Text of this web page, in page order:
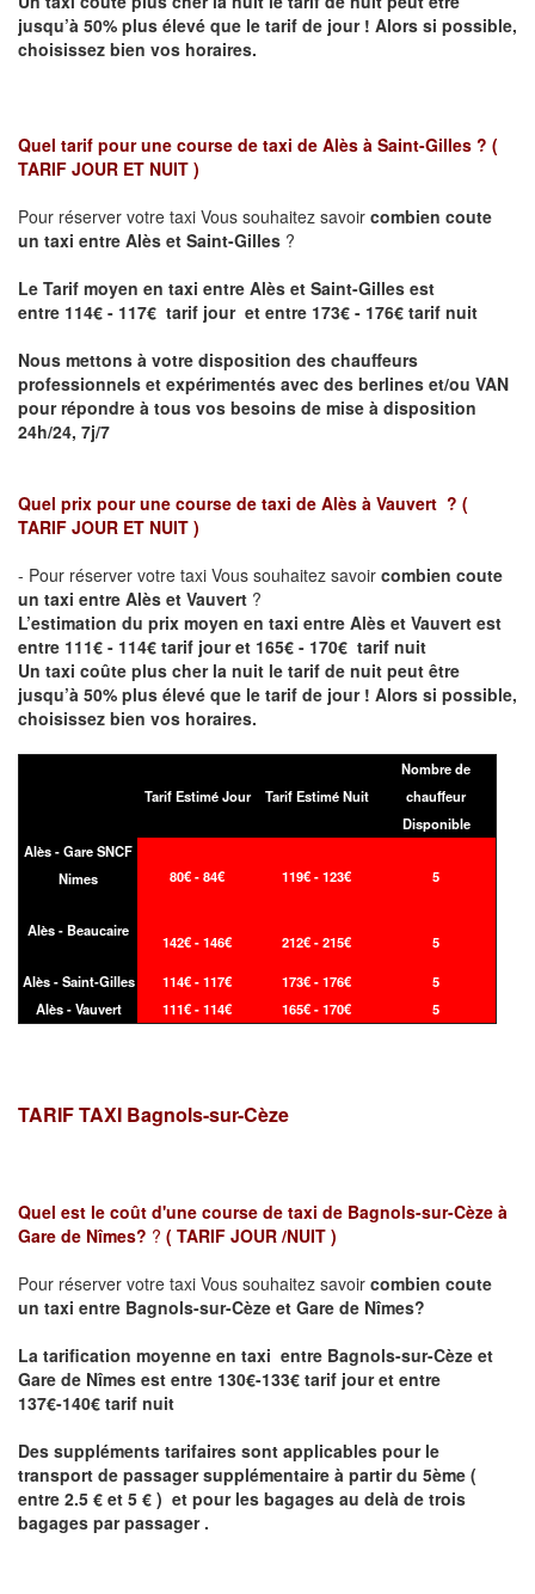
jusqu’à 50% plus élevé que le tarif de jour ! Alors si possible,
choisissez bien vos horaires.
Quel tarif pour une course de taxi de Alès à Saint-Gilles ? (
TARIF JOUR ET NUIT )
Pour réserver votre taxi Vous souhaitez savoir combien coute
un taxi entre Alès et Saint-Gilles ?
Le Tarif moyen en taxi entre Alès et Saint-Gilles est
entre 114€ - 117€ tarif jour et entre 173€ - 176€ tarif nuit
Nous mettons à votre disposition des chauffeurs
professionnels et expérimentés avec des berlines et/ou VAN
pour répondre à tous vos besoins de mise à disposition
24h/24, 7j/7
Quel prix pour une course de taxi de Alès à Vauvert ? (
TARIF JOUR ET NUIT )
- Pour réserver votre taxi Vous souhaitez savoir combien coute
un taxi entre Alès et Vauvert ?
L’estimation du prix moyen en taxi entre Alès et Vauvert est
entre 111€ - 114€ tarif jour et 165€ - 170€ tarif nuit
Un taxi coûte plus cher la nuit le tarif de nuit peut être
jusqu’à 50% plus élevé que le tarif de jour ! Alors si possible,
choisissez bien vos horaires.
Tarif Estimé Jour Tarif Estimé Nuit
Nombre de
chauffeur
Disponible
Alès - Gare SNCF
Nimes
80€ - 84€ 119€ - 123€ 5
Alès - Beaucaire
142€ - 146€ 212€ - 215€ 5
Alès - Saint-Gilles 114€ - 117€ 173€ - 176€
5
Alès - Vauvert
111€ - 114€ 165€ - 170€ 5
TARIF TAXI Bagnols-sur-Cèze
Quel est le coût d'une course de taxi de Bagnols-sur-Cèze à
Gare de Nîmes? ? ( TARIF JOUR /NUIT )
Pour réserver votre taxi Vous souhaitez savoir combien coute
un taxi entre Bagnols-sur-Cèze et Gare de Nîmes?
La tarification moyenne en taxi entre Bagnols-sur-Cèze et
Gare de Nîmes est entre 130€-133€ tarif jour et entre
137€-140€ tarif nuit
Des suppléments tarifaires sont applicables pour le
transport de passager supplémentaire à partir du 5ème (
entre 2.5 € et 5 € ) et pour les bagages au delà de trois
bagages par passager .